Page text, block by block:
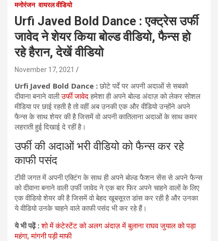
मनोरंजन वायरल वीडियो
Urfi Javed Bold Dance : एक्ट्रेस उर्फी
जावेद ने शेयर किया बोल्ड वीडियो, फैन्स हो
रहे हैरान, देखें वीडियो
November 17, 2021
Urfi Javed Bold Dance :छोटे पर्दे पर अपनी अदाओं से सबको ​
दीवाना बनाने वालीउर्फी जावेदहमेशा ही अपने बोल्ड अंदाज़ को लेकर सोशल
मीडिया पर छाई रहती है तो वहीं अब उनकी एक और वीडियो उन्होंने अपने
फैन्स के साथ शेयर की है जिसमें वो अपनी कातिलाना अदाओं के साथ कमर
लहराती हुई दिखाई दे रहीं है।
उर्फी की अदाओं भरी वीडियो को फैन्स कर रहे
काफी पसंद
टीवी जगत में अपनी एक्टिंग के साथ ही अपने बोल्ड फैशन सेंस से अपने फैन्स
को दीवाना बनाने वाली उर्फी जावेद ने एक बार फिर अपने चाहने वालों के लिए
एक वीडियो शेयर की है जिसमें वो बेहद खूबसूरत डांस कर रही है और उनका
ये वीडियो उनके चाहने वाले काफी पसंद भी कर रहे हैं।
ये भी पढ़ें :शो में कंटेस्टेंट को अलग अंदाज़ में बुलाना राघव जुयाल को पड़ा
महंगा, मांगनी पड़ी माफी